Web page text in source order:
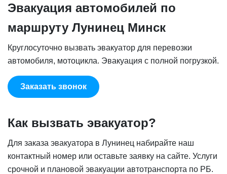
Эвакуация автомобилей по
маршруту Лунинец Минск
Круглосуточно вызвать эвакуатор для перевозки
автомобиля, мотоцикла. Эвакуация с полной погрузкой.
Заказать звонок
Как вызвать эвакуатор?
Для заказа эвакуатора в Лунинец набирайте наш
контактный номер или оставьте заявку на сайте. Услуги
срочной и плановой эвакуации автотранспорта по РБ.